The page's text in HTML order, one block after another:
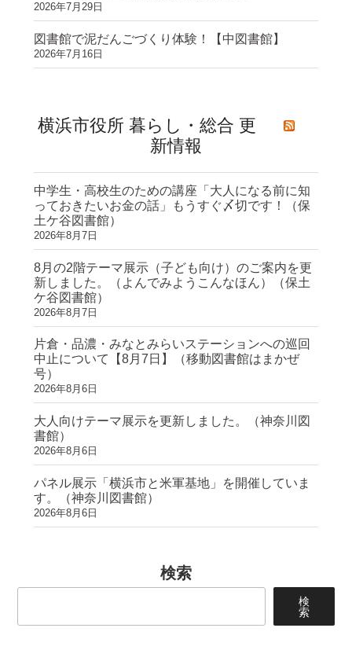
2026年7月29日
図書館で泥だんごづくり体験！【中図書館】
2026年7月16日
横浜市役所 暮らし・総合 更
新情報
中学生・高校生のための講座「大人になる前に知
っておきたいお金の話」もうすぐ〆切です！（保
土ケ谷図書館）
2026年8月7日
8月の2階テーマ展示（子ども向け）のご案内を更
新しました。（よんでみようこんなほん）（保土
ケ谷図書館）
2026年8月7日
片倉・品濃・みなとみらいステーションへの巡回
中止について【8月7日】（移動図書館はまかぜ
号）
2026年8月6日
大人向けテーマ展示を更新しました。（神奈川図
書館）
2026年8月6日
パネル展示「横浜市と米軍基地」を開催していま
す。（神奈川図書館）
2026年8月6日
検索
検
索